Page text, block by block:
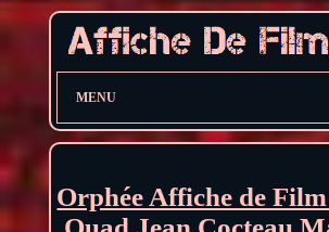
MENU
Orphée Affiche de